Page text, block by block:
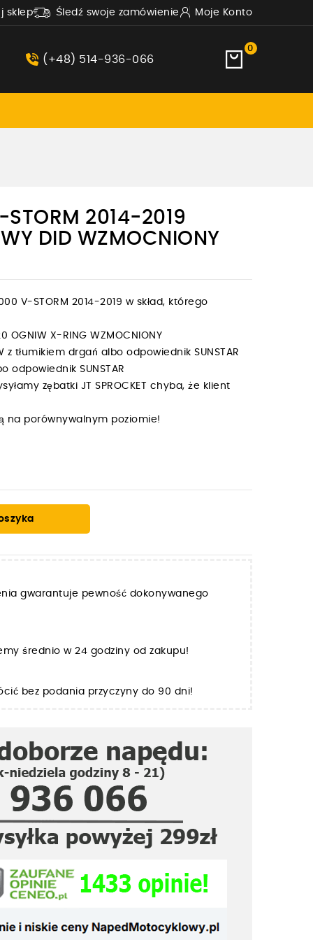
sklep Śledź swoje zamówienie Moje Konto
(+48) 514-936-066
0
STORM 2014-2019
DID WZMOCNIONY
V-STORM 2014-2019 w skład, którego
OGNIW X-RING WZMOCNIONY
z tłumikiem drgań albo odpowiednik SUNSTAR
odpowiednik SUNSTAR
zębatki JT SPROCKET chyba, że klient
na porównywalnym poziomie!
gwarantuje pewność dokonywanego
średnio w 24 godziny od zakupu!
bez podania przyczyny do 90 dni!